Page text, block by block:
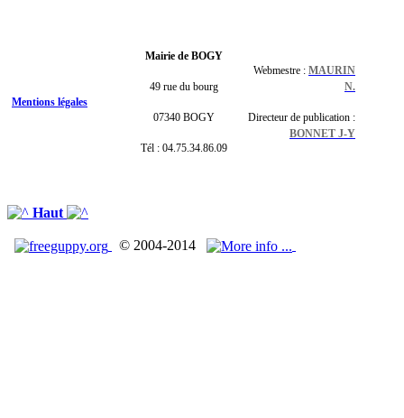
Mentions légales
Mairie de BOGY
49 rue du bourg
07340 BOGY
Tél : 04.75.34.86.09
Webmestre : MAURIN
N.
Directeur de publication :
BONNET J-Y
Haut
© 2004-2014